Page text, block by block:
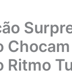
Ritmo